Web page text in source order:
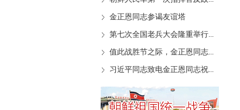
金正恩同志参谒友谊塔
第七次全国老兵大会隆重举行...
值此战胜节之际，金正恩同志...
习近平同志致电金正恩同志祝...